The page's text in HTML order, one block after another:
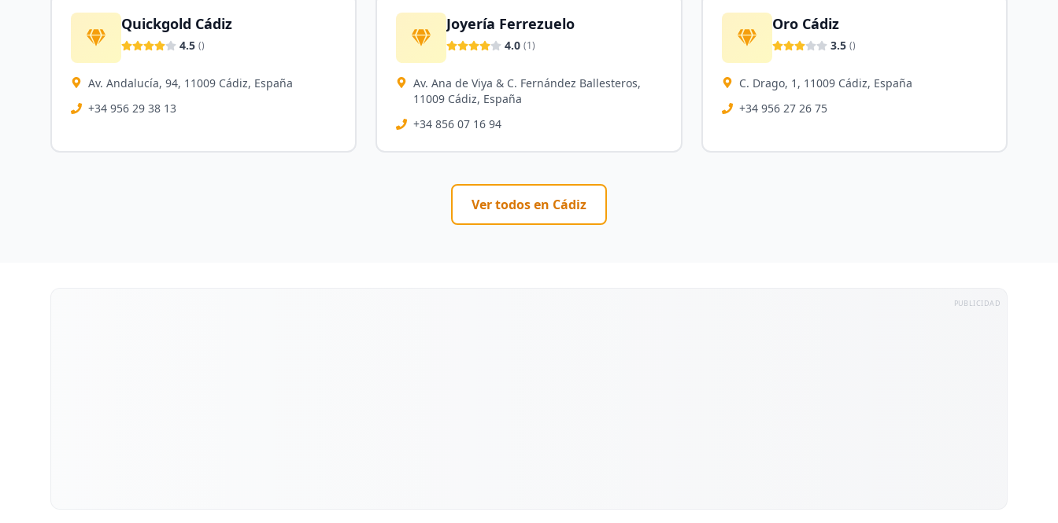
Quickgold Cádiz
4.5 ()
Av. Andalucía, 94, 11009 Cádiz, España
+34 956 29 38 13
Joyería Ferrezuelo
4.0 (1)
Av. Ana de Viya & C. Fernández Ballesteros,
11009 Cádiz, España
+34 856 07 16 94
Oro Cádiz
3.5 ()
C. Drago, 1, 11009 Cádiz, España
+34 956 27 26 75
Ver todos en Cádiz
PUBLICIDAD